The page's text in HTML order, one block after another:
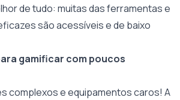
de tudo: muitas das ferramentas e
são acessíveis e de baixo
gamificar com poucos
complexos e equipamentos caros! A